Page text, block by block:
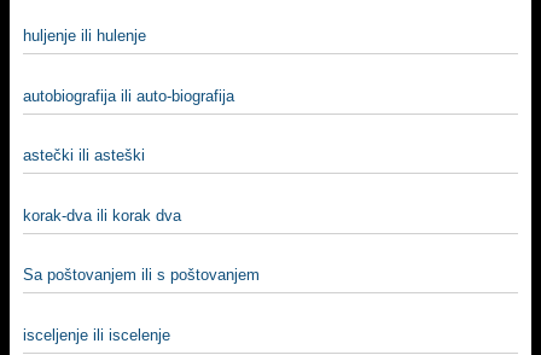
hulјenje ili hulenje
autobiografija ili auto-biografija
astečki ili asteški
korak-dva ili korak dva
Sa poštovanjem ili s poštovanjem
iscelјenje ili iscelenje